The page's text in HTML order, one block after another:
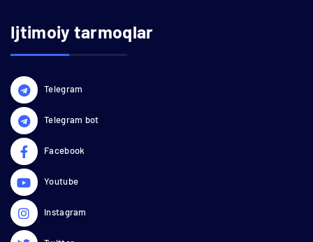
Ijtimoiy tarmoqlar
Telegram
Telegram bot
Facebook
Youtube
Instagram